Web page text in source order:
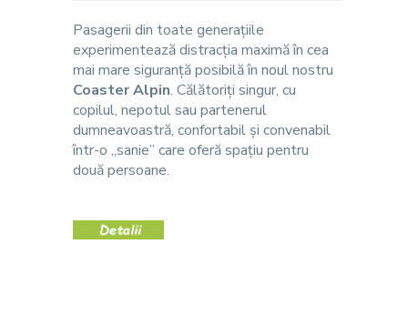
Pasagerii din toate generațiile
experimentează distracția maximă în cea
mai mare siguranță posibilă în noul nostru
Coaster Alpin. Călătoriți singur, cu
copilul, nepotul sau partenerul
dumneavoastră, confortabil și convenabil
într-o „sanie” care oferă spațiu pentru
două persoane.